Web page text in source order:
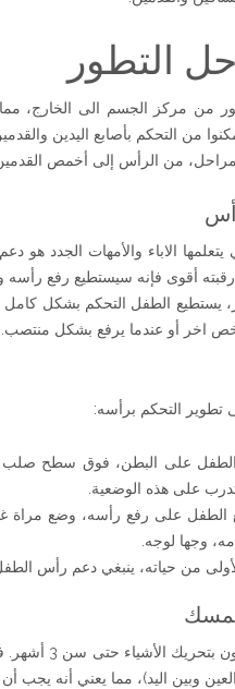
التطور
من مركز الجسم الى الخارج،
من التحكم بأصابع اليدين
من الرأس إلى أخمص
أقوى فإنه سيستطيع رفع رأسه
الطفل التحكم بشكل كامل
أو عندما يرفع بشكل منتصب.
التحكم برأسه:
على البطن، فوق سطح صلب
على هذه الوضعية.
على رفع رأسه، وضع مراة
وجها لوجه.
من حياته، ينبغي دعم رأس
وبين اليد)، مما يعني أنه يجب أن